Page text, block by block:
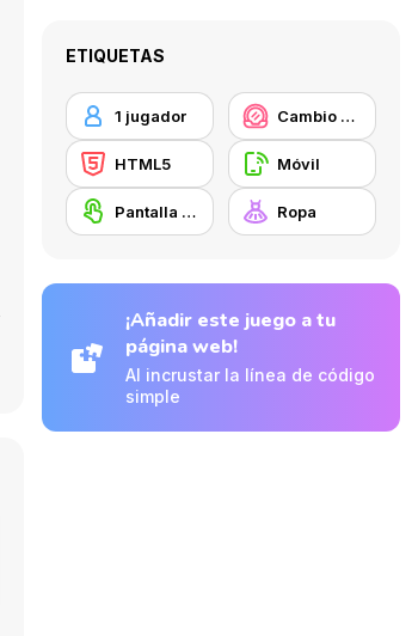
ETIQUETAS
1 jugador Cambio de look / Maquillaje
HTML5 Móvil
Pantalla táctil Ropa
¡Añadir este juego a tu
página web!
Al incrustar la línea de código
simple